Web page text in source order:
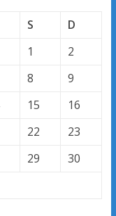
S
D
1
2
8
9
15
16
22
23
29
30